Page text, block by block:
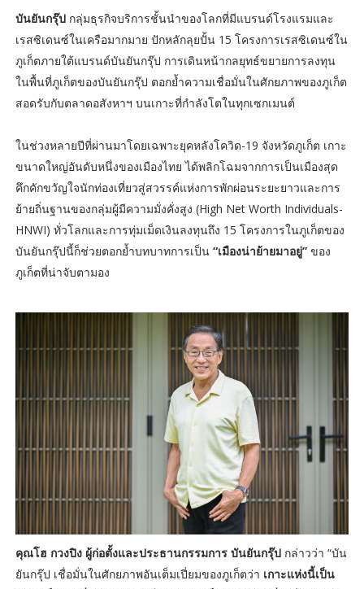
บันยันกรุ๊ปกลุ่มธุรกิจบริการชั้นนำของโลกที่มีแบรนด์โรงแรมและ
เรสซิเดนซ์ในเครือมากมาย ปักหลักลุยปั้น 15 โครงการเรสซิเดนซ์ใน
ภูเก็ตภายใต้แบรนด์บันยันกรุ๊ป การเดินหน้ากลยุทธ์ขยายการลงทุน
ในพื้นที่ภูเก็ตของบันยันกรุ๊ป ตอกย้ำความเชื่อมั่นในศักยภาพของภูเก็ต
สอดรับกับตลาดอสังหาฯ บนเกาะที่กำลังโตในทุกเซกเมนต์
ในช่วงหลายปีที่ผ่านมาโดยเฉพาะยุคหลังโควิด-19 จังหวัดภูเก็ต เกาะ
ขนาดใหญ่อันดับหนึ่งของเมืองไทย ได้พลิกโฉมจากการเป็นเมืองสุด
คึกคักขวัญใจนักท่องเที่ยวสู่สวรรค์แห่งการพักผ่อนระยะยาวและการ
ย้ายถิ่นฐานของกลุ่มผู้มีความมั่งคั่งสูง (High Net Worth Individuals-
HNWI) ทั่วโลกและการทุ่มเม็ดเงินลงทุนถึง 15 โครงการในภูเก็ตของ
บันยันกรุ๊ปนี้ก็ช่วยตอกย้ำบทบาทการเป็น“เมืองน่าย้ายมาอยู่”ของ
ภูเก็ตที่น่าจับตามอง
คุณโฮ กวงปิง ผู้ก่อตั้งและประธานกรรมการ บันยันกรุ๊ปกล่าวว่า “บัน
ยันกรุ๊ป เชื่อมั่นในศักยภาพอันเต็มเปี่ยมของภูเก็ตว่า เกาะแห่งนี้เป็น